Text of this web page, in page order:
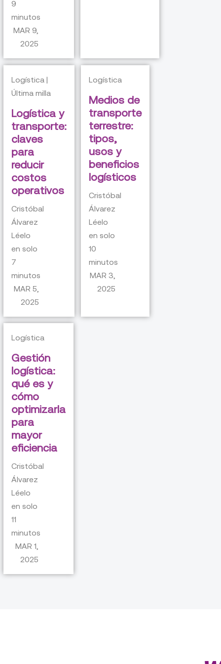
9
minutos
MAR 9,
2025
Logística |
Última milla
Logística y
transporte:
claves
para
reducir
costos
operativos
Cristóbal
Álvarez
Léelo
en solo
7
minutos
MAR 5,
2025
Logística
Medios de
transporte
terrestre:
tipos,
usos y
beneficios
logísticos
Cristóbal
Álvarez
Léelo
en solo
10
minutos
MAR 3,
2025
Logística
Gestión
logística:
qué es y
cómo
optimizarla
para
mayor
eficiencia
Cristóbal
Álvarez
Léelo
en solo
11
minutos
MAR 1,
2025